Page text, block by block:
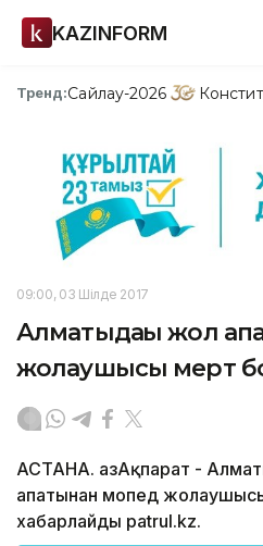
KAZINFORM
Тренд:Сайлау-2026
09:00, 03 Шілде 2017
Алматыдағы жол
жолаушысы мерт
АСТАНА. ҚазАқпарат -
апатынан мопед
хабарлайды patrul.kz.